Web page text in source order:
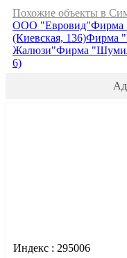
Похожие объекты в
ООО "Евровид"Фирма
(Киевская, 136)Фирма
Жалюзи"Фирма
6)
Индекс : 295006